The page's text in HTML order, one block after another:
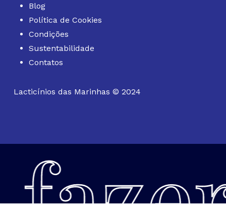
Blog
Política de Cookies
Condições
Sustentabilidade
Contatos
Lacticínios das Marinhas © 2024